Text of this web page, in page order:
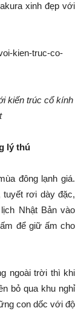
xinh đẹp với
kiến trúc cổ kính
lý thú
đông lạnh giá.
tuyết rơi dày đặc,
Nhật Bản vào
để giữ ấm cho
ngoài trời thì khi
bỏ qua khu nghỉ
con dốc với độ